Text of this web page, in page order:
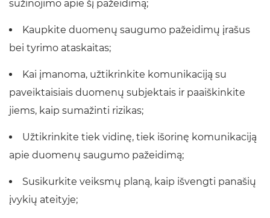
sužinojimo apie šį pažeidimą;
Kaupkite duomenų saugumo pažeidimų įrašus
bei tyrimo ataskaitas;
Kai įmanoma, užtikrinkite komunikaciją su
paveiktaisiais duomenų subjektais ir paaiškinkite
jiems, kaip sumažinti rizikas;
Užtikrinkite tiek vidinę, tiek išorinę komunikaciją
apie duomenų saugumo pažeidimą;
Susikurkite veiksmų planą, kaip išvengti panašių
įvykių ateityje;